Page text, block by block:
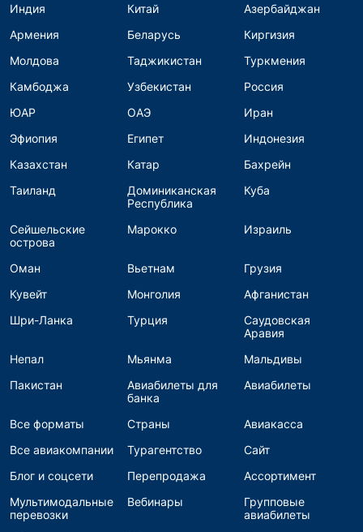
Индия Китай
Азербайджан
Армения
Беларусь
Киргизия
Молдова
Таджикистан
Туркмения
Камбоджа
Узбекистан
Россия
ЮАР
ОАЭ
Иран
Эфиопия
Египет
Индонезия
Казахстан
Катар
Бахрейн
Таиланд
Доминиканская
Республика
Куба
Сейшельские
острова
Марокко Израиль
Оман Вьетнам
Грузия
Кувейт
Монголия
Афганистан
Шри-Ланка
Турция
Саудовская
Аравия
Непал
Мьянма
Мальдивы
Пакистан
Авиабилеты для
банка
Авиабилеты
Все форматы Страны
Авиакасса
Все авиакомпании
Турагентство
Сайт
Блог и соцсети
Перепродажа
Ассортимент
Мультимодальные
перевозки
Вебинары
Групповые
авиабилеты